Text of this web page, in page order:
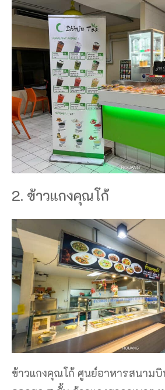
2. ข้าวแกงคุณโก้
ข้าวแกงคุณโก้ ศูนย์อาหารสนามบิ